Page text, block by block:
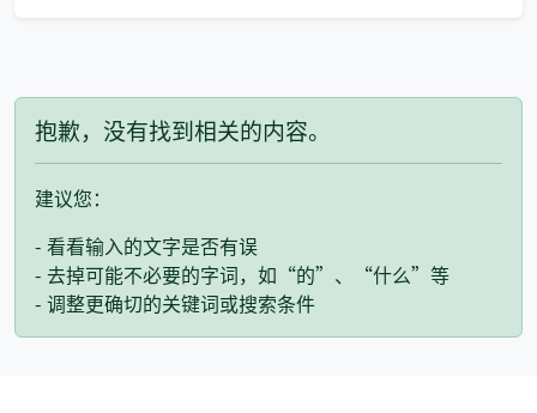
抱歉，没有找到相关的内容。
建议您：
- 看看输入的文字是否有误
- 去掉可能不必要的字词，如“的”、“什么”等
- 调整更确切的关键词或搜索条件